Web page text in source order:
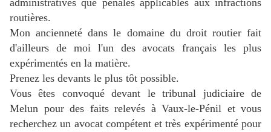
administratives que pénales applicables aux infractions
routières.
Mon ancienneté dans le domaine du droit routier fait
d'ailleurs de moi l'un des avocats français les plus
expérimentés en la matière.
Prenez les devants le plus tôt possible.
Vous êtes convoqué devant le tribunal judiciaire de
Melun pour des faits relevés à Vaux-le-Pénil et vous
recherchez un avocat compétent et très expérimenté pour